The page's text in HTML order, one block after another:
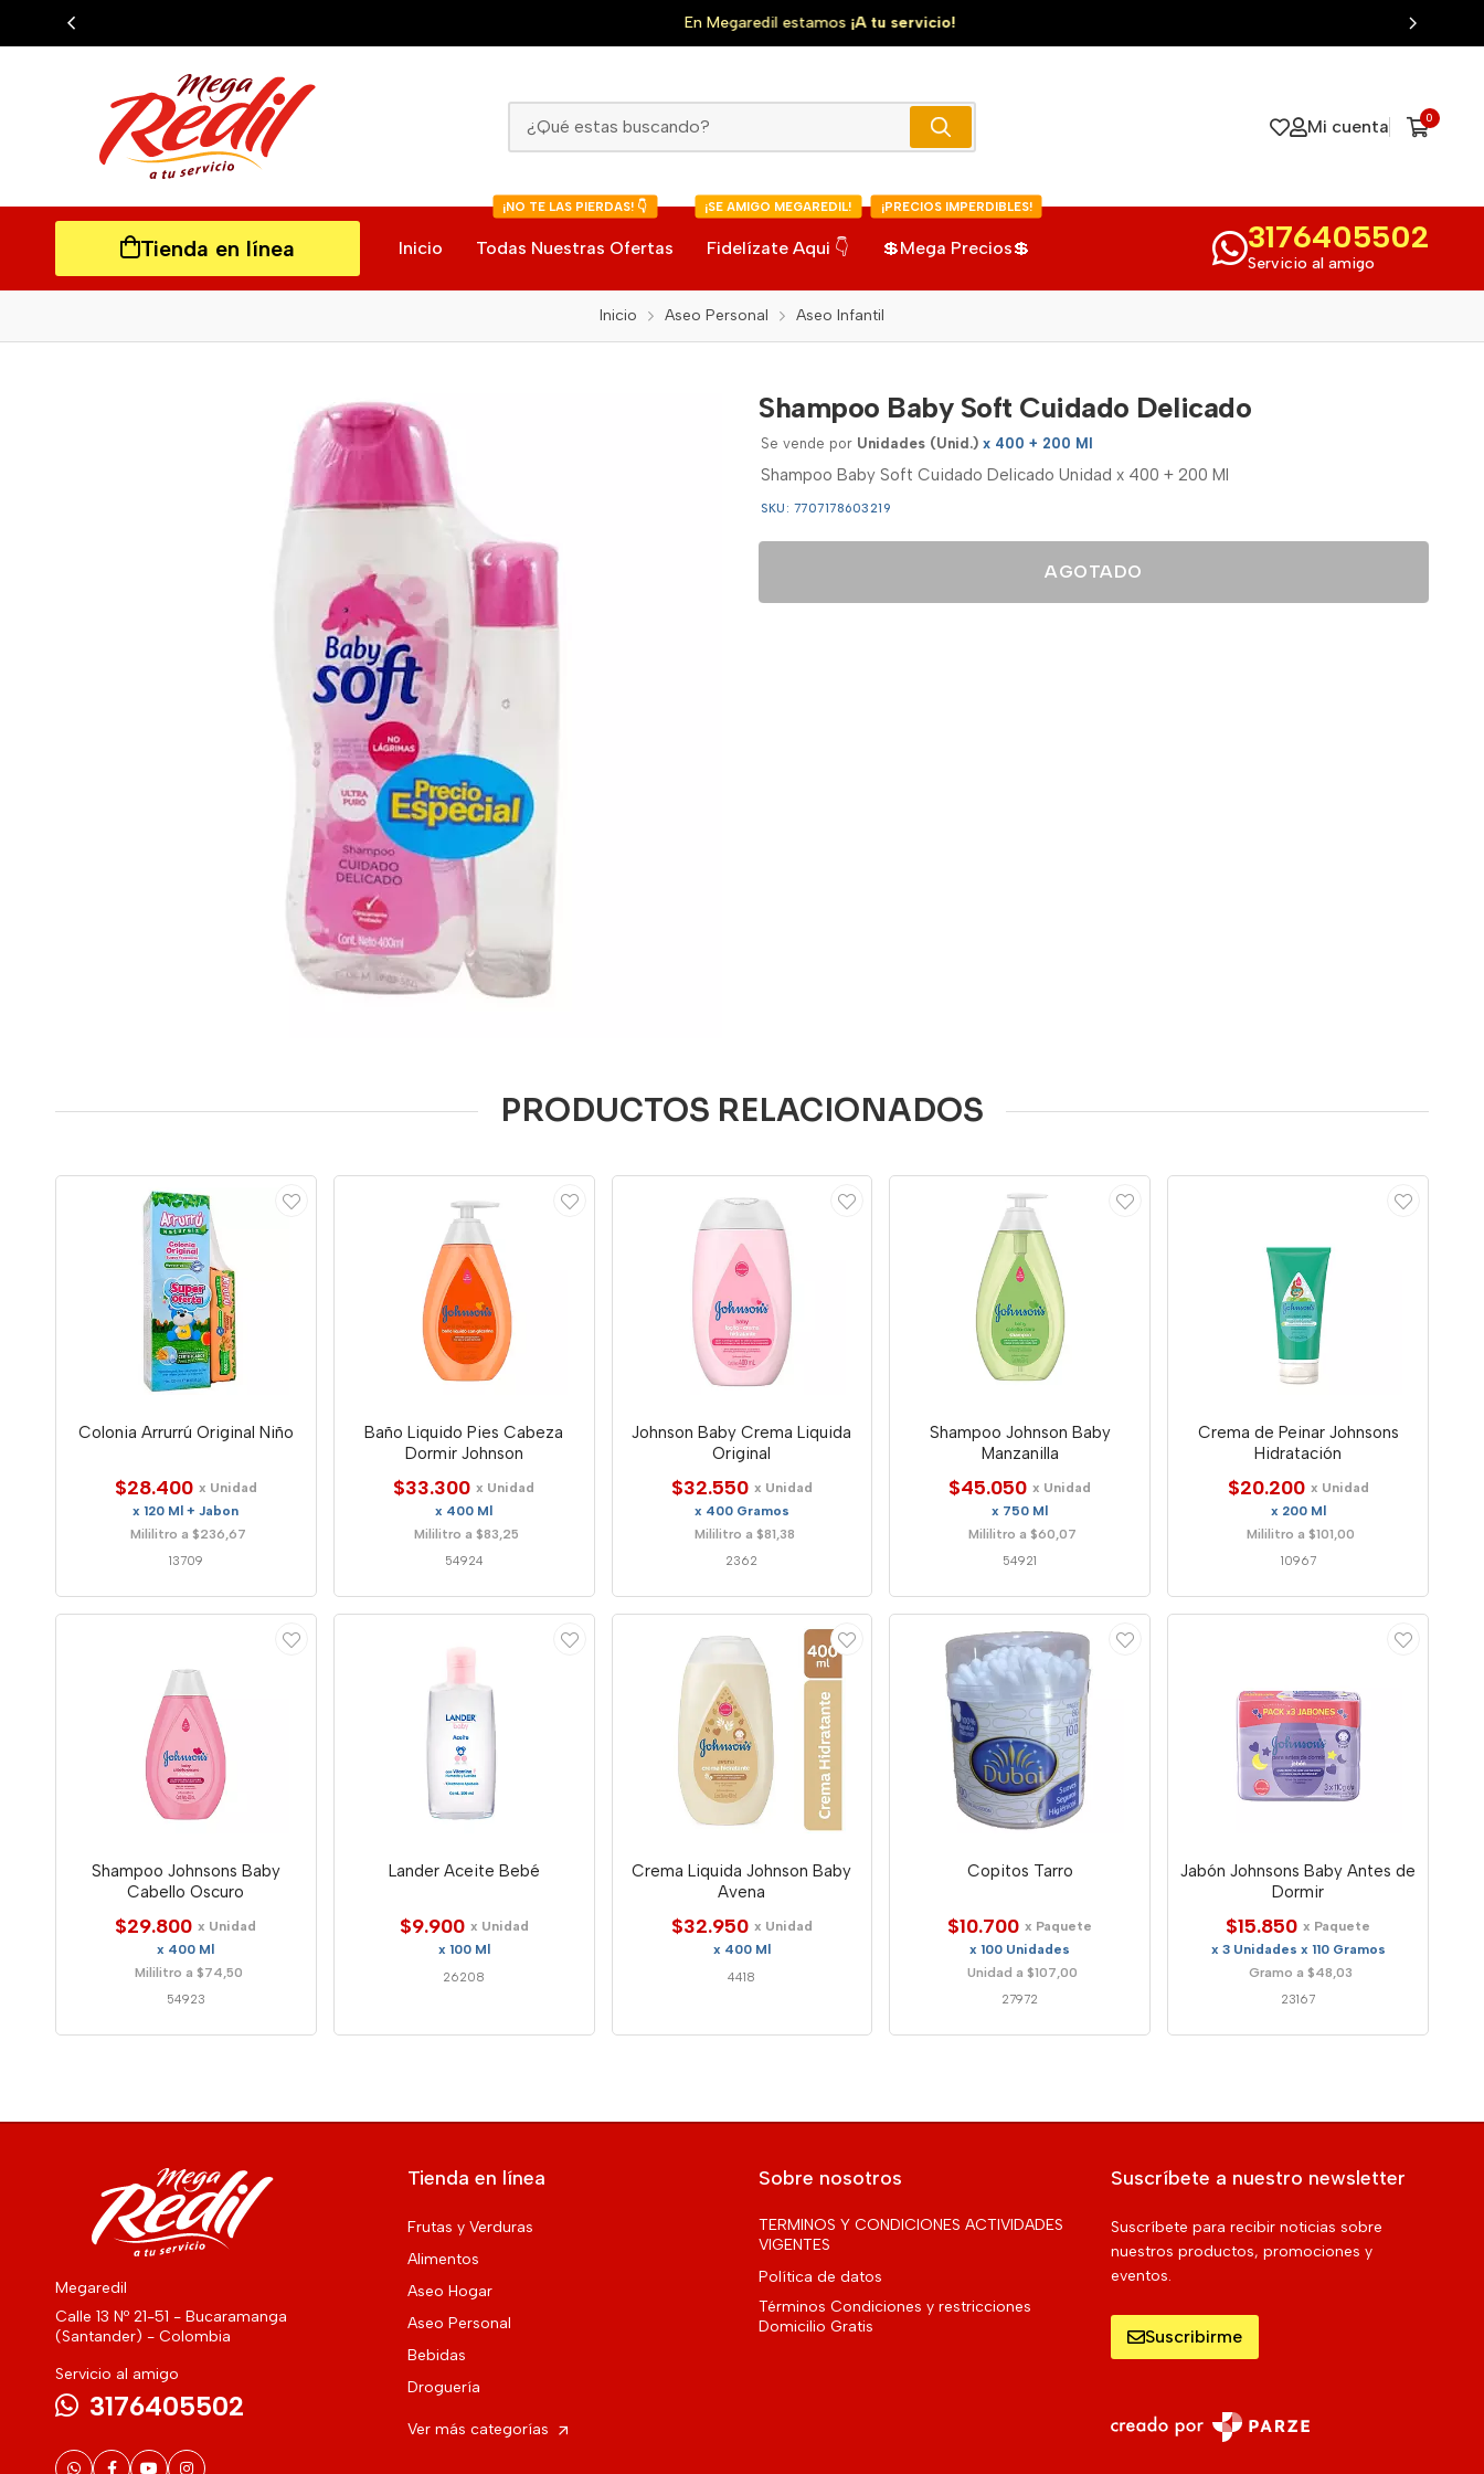
Shampoo Baby Soft Cuidado Delicado
En Megaredil estamos¡A tu servicio!
Mi cuenta 0
Tienda en línea Inicio Todas Nuestras Ofertas
¡NO TE LAS PIERDAS! 👇
Fidelízate Aqui 👇
¡SE AMIGO MEGAREDIL!
💲Mega Precios💲
¡PRECIOS IMPERDIBLES!
3176405502
Servicio al amigo
Inicio Aseo Personal Aseo Infantil
Shampoo Baby Soft Cuidado Delicado
Se vende por Unidades (Unid.) x 400 + 200 Ml
Shampoo Baby Soft Cuidado Delicado Unidad x 400 + 200 Ml
SKU: 7707178603219
AGOTADO
PRODUCTOS RELACIONADOS
Colonia Arrurrú Original Niño
$28.400 x Unidad
x 120 Ml + Jabon
Mililitro a $236,67
13709
Baño Liquido Pies Cabeza
Dormir Johnson
$33.300 x Unidad
x 400 Ml
Mililitro a $83,25
54924
Johnson Baby Crema Liquida
Original
$32.550 x Unidad
x 400 Gramos
Mililitro a $81,38
2362
Shampoo Johnson Baby
Manzanilla
$45.050 x Unidad
x 750 Ml
Mililitro a $60,07
54921
Crema de Peinar Johnsons
Hidratación
$20.200 x Unidad
x 200 Ml
Mililitro a $101,00
10967
Shampoo Johnsons Baby
Cabello Oscuro
$29.800 x Unidad
x 400 Ml
Mililitro a $74,50
54923
Lander Aceite Bebé
$9.900 x Unidad
x 100 Ml
26208
Crema Liquida Johnson Baby
Avena
$32.950 x Unidad
x 400 Ml
4418
Copitos Tarro
$10.700 x Paquete
x 100 Unidades
Unidad a $107,00
27972
Jabón Johnsons Baby Antes de
Dormir
$15.850 x Paquete
x 3 Unidades x 110 Gramos
Gramo a $48,03
23167
Megaredil
Calle 13 Nº 21-51 - Bucaramanga
(Santander) - Colombia
Servicio al amigo
3176405502
Tienda en línea
Frutas y Verduras
Alimentos
Aseo Hogar
Aseo Personal
Bebidas
Droguería
Ver más categorías
Sobre nosotros
TERMINOS Y CONDICIONES ACTIVIDADES
VIGENTES
Política de datos
Términos Condiciones y restricciones
Domicilio Gratis
Suscríbete a nuestro newsletter
Suscríbete para recibir noticias sobre
nuestros productos, promociones y
eventos.
Suscribirme